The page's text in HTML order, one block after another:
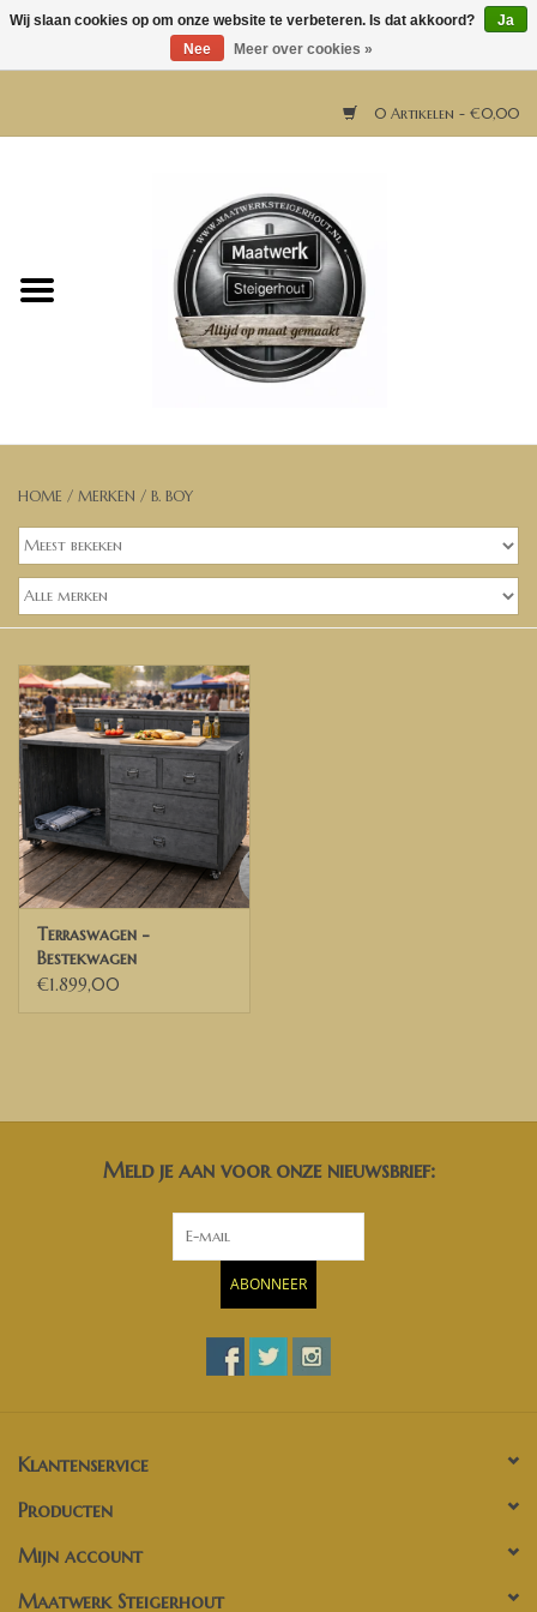
0 Artikelen - €0,00
Horeca meubels
Bartafels
Banken, stoelen &
(Bar)krukken
Plantenbakken
Hockers & Terrastafels
Opbergkisten
Zuilen & Pilaren
HOME / MERKEN / B. BOY
Terraswagen -
Bestekwagen
€1.899,00
Meld je aan voor onze nieuwsbrief:
ABONNEER
Klantenservice
Producten
Mijn account
Maatwerk Steigerhout
Wij slaan cookies op om onze website te verbeteren. Is dat akkoord?
Ja
Nee
Meer over cookies »